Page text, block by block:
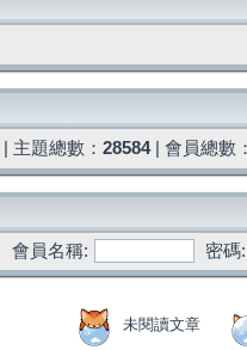
| 主題總數： 28584| 會員總數
會員名稱:
密碼:
未閱讀文章